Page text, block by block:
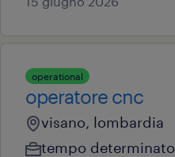
operational
operatore cnc
visano, lombardia
tempo determinato